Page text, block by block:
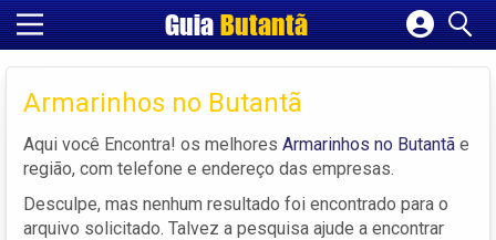
GuiaButantã
Cadastrar empresa
Fazer login
Criar conta
Armarinhos no Butantã
Aqui você Encontra! os melhores Armarinhos no Butantã e
região, com telefone e endereço das empresas.
Desculpe, mas nenhum resultado foi encontrado para o
arquivo solicitado. Talvez a pesquisa ajude a encontrar